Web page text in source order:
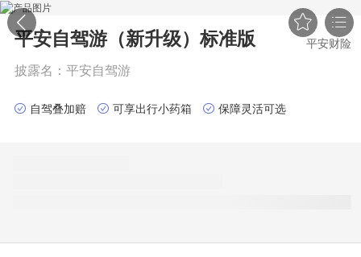
 
平安自驾游（新升级） 标准版 平安财险
披露名： 平安自驾游
自驾叠加赔 可享出行小药箱 保障灵活可选